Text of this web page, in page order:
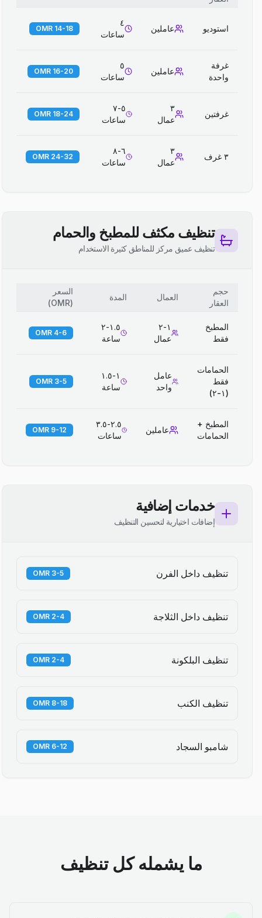
استوديو عاملين
٤
ساعات
14-18 OMR
غرفة
واحدة
عاملين
٥
ساعات
16-20 OMR
غرفتين
٣
عمال
٥-٧
ساعات
18-24 OMR
٣ غرف
٣
عمال
٦-٨
ساعات
24-32 OMR
تنظيف مكثف للمطبخ والحمام
تنظيف عميق مركز للمناطق كثيرة الاستخدام
حجم
العقار
العمال المدة
السعر
(
OMR
)
المطبخ
فقط
١-٢
عمال
١.٥-٢
ساعة
4-6 OMR
الحمامات
فقط
(١-٢)
عامل
واحد
١-١.٥
ساعة
3-5 OMR
المطبخ +
الحمامات
عاملين
٢.٥-٣.٥
ساعات
9-12 OMR
خدمات إضافية
إضافات اختيارية لتحسين التنظيف
تنظيف داخل الفرن 3-5 OMR
تنظيف داخل الثلاجة 2-4 OMR
تنظيف البلكونة 2-4 OMR
تنظيف الكنب 8-18 OMR
شامبو السجاد 6-12 OMR
ما يشمله كل تنظيف